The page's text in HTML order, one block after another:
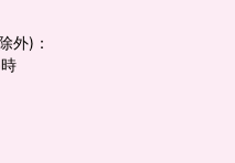
外)：